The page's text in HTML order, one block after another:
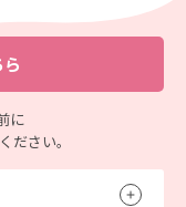
に
ださい。